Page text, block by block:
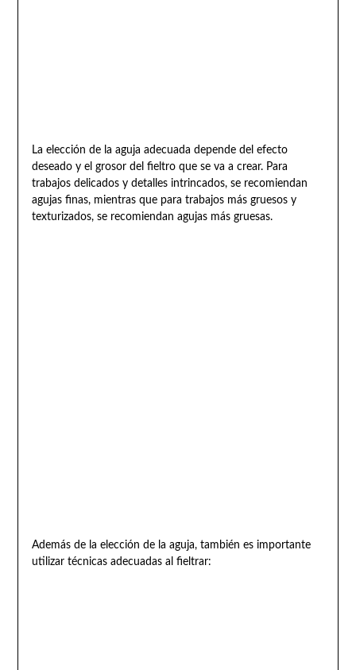
La elección de la aguja adecuada depende del efecto
deseado y el grosor del fieltro que se va a crear. Para
trabajos delicados y detalles intrincados, se recomiendan
agujas finas, mientras que para trabajos más gruesos y
texturizados, se recomiendan agujas más gruesas.
Además de la elección de la aguja, también es importante
utilizar técnicas adecuadas al fieltrar: